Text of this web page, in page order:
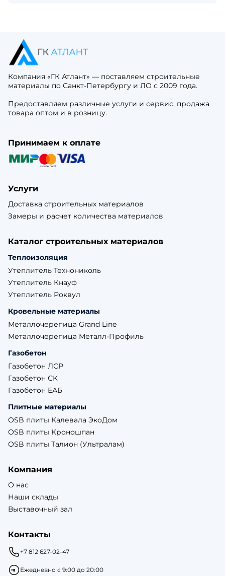
Компания «ГК Атлант» — поставляем строительные
материалы по Санкт-Петербургу и ЛО с 2009 года.
Предоставляем различные услуги и сервис, продажа
товара оптом и в розницу.
Принимаем к оплате
Услуги
Доставка строительных материалов
Замеры и расчет количества материалов
Каталог строительных материалов
Теплоизоляция
Утеплитель Технониколь
Утеплитель Кнауф
Утеплитель Роквул
Кровельные материалы
Металлочерепица Grand Line
Металлочерепица Металл-Профиль
Газобетон
Газобетон ЛСР
Газобетон СК
Газобетон ЕАБ
Плитные материалы
OSB плиты Калевала ЭкоДом
OSB плиты Кроношпан
OSB плиты Талион (Ультралам)
Компания
О нас
Наши склады
Выставочный зал
Контакты
+7 812 627-02-47
Ежедневно с 9:00 до 20:00